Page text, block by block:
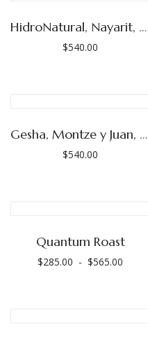
HidroNatural, Nayarit, Emilio Inda
$540.00
Gesha, Montze y Juan, Finca Púrpura (Las Adelitas)
$540.00
Quantum Roast
$285.00 - $565.00